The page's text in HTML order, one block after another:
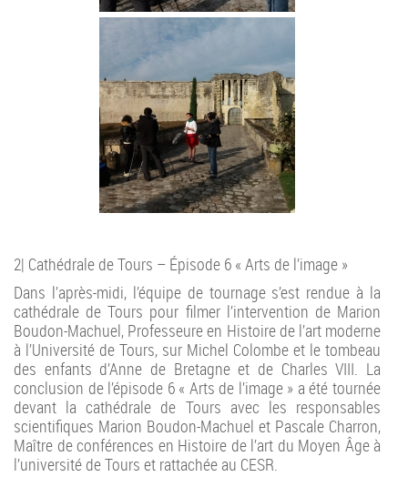
2| Cathédrale de Tours – Épisode 6 « Arts de l’image »
Dans l’après-midi, l’équipe de tournage s’est rendue à la
cathédrale de Tours pour filmer l’intervention de Marion
Boudon-Machuel, Professeure en Histoire de l’art moderne
à l’Université de Tours, sur Michel Colombe et le tombeau
des enfants d’Anne de Bretagne et de Charles VIII. La
conclusion de l’épisode 6 « Arts de l’image » a été tournée
devant la cathédrale de Tours avec les responsables
scientifiques Marion Boudon-Machuel et Pascale Charron,
Maître de conférences en Histoire de l’art du Moyen Âge à
l’université de Tours et rattachée au CESR.